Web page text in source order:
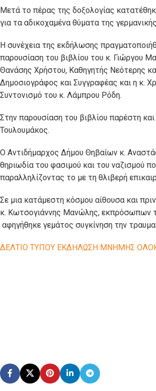
Μετά το πέρας της δοξολογίας
για τα αδικοχαμένα θύματα της
Η συνέχεια της εκδήλωσης
παρουσίαση του βιβλίου του κ. Γιώργου
Θανάσης Χρήστου, Καθηγητής Νεότερης
Δημοσιογράφος και Συγγραφέας και η κ.
Συντονισμό του κ. Λάμπρου Ρόδη.
Στην παρουσίαση του βιβλίου παρέστη
Τουλουμάκος.
Ο Αντιδήμαρχος Δήμου Θηβαίων κ.
θηριωδία του φασιμού και του ναζισμού
παραλληλίζοντας το με τη θλιβερή
Σε μια κατάμεστη κόσμου αίθουσα και
κ. Κωτσογιάννης Μανώλης, εκπρόσωπων
αφηγήθηκε γεμάτος συγκίνηση την
ΔΕΛΤΙΟ ΤΥΠΟΥ ΕΚΔΗΛΩΣΗ ΜΝΗΜΗΣ